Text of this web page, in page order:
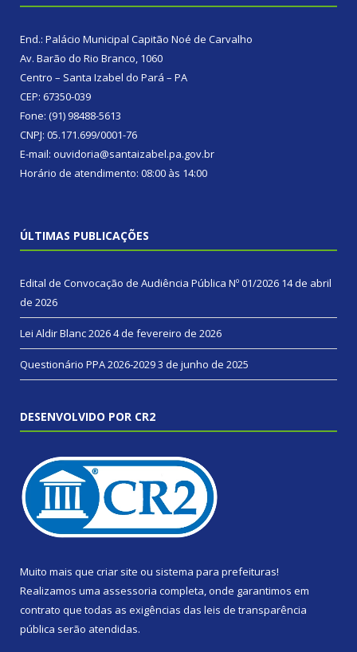
End.: Palácio Municipal Capitão Noé de Carvalho
Av. Barão do Rio Branco, 1060
Centro – Santa Izabel do Pará – PA
CEP: 67350-039
Fone: (91) 98488-5613
CNPJ: 05.171.699/0001-76
E-mail: ouvidoria@santaizabel.pa.gov.br
Horário de atendimento: 08:00 às 14:00
ÚLTIMAS PUBLICAÇÕES
Edital de Convocação de Audiência Pública Nº 01/2026 14 de abril
de 2026
Lei Aldir Blanc 20264 de fevereiro de 2026
Questionário PPA 2026-20293 de junho de 2025
DESENVOLVIDO POR CR2
Muito mais que criar site ou sistema para prefeituras!
Realizamos uma assessoria completa, onde garantimos em
contrato que todas as exigências das leis de transparência
pública serão atendidas.